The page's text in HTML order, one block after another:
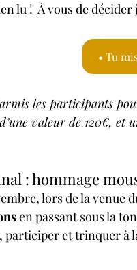
lu !  À vous de
• Tu
les participants
valeur de 120€, et
: hommage
lors de la venue
en passant sous la
et trinquer à